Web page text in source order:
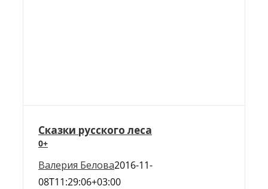
Сказки русского леса
0+
Валерия Белова2016-11-
08T11:29:06+03:00